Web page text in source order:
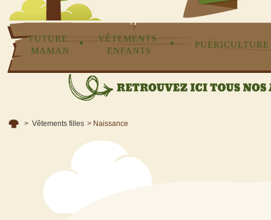
FUTURE
MAMAN
•
VÊTEMENTS
ENFANTS
• PUÉRICULTURE
> Vêtements filles > Naissance